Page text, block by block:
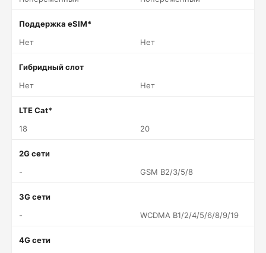
Поддержка eSIM*
Нет
Нет
Гибридный слот
Нет
Нет
LTE Cat*
18
20
2G сети
-
GSM B2/3/5/8
3G сети
-
WCDMA B1/2/4/5/6/8/9/19
4G сети